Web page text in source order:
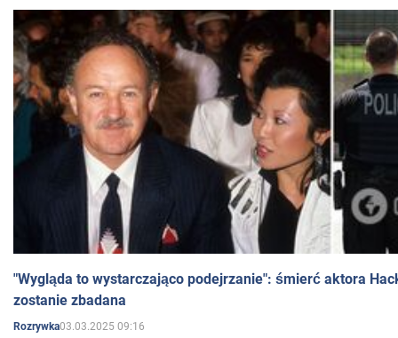
"Wygląda to wystarczająco podejrzanie": śmierć aktora
zostanie zbadana
Rozrywka03.03.2025 09:16